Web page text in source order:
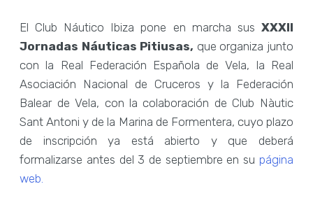
El Club Náutico Ibiza pone en marcha sus XXXII
Jornadas Náuticas Pitiusas, que organiza junto
con la Real Federación Española de Vela, la Real
Asociación Nacional de Cruceros y la Federación
Balear de Vela, con la colaboración de Club Nàutic
Sant Antoni y de la Marina de Formentera, cuyo plazo
de inscripción ya está abierto y que deberá
formalizarse antes del 3 de septiembre en su página
web.